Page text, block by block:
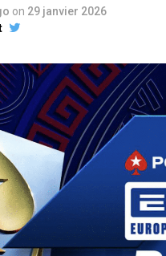
on 29 janvier 2026